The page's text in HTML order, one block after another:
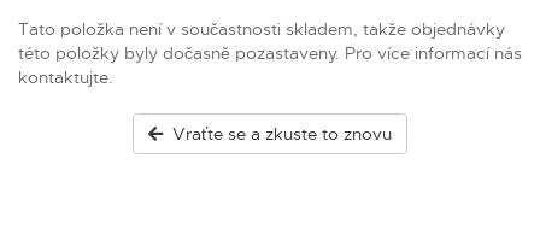
Tato položka není v součastnosti skladem, takže objednávky
této položky byly dočasně pozastaveny. Pro více informací nás
kontaktujte.
Vraťte se a zkuste to znovu